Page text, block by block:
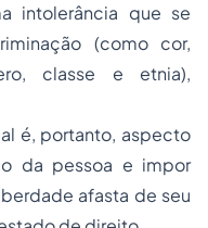
intolerância que se
(como cor,
classe e etnia),
é, portanto, aspecto
da pessoa e impor
afasta de seu